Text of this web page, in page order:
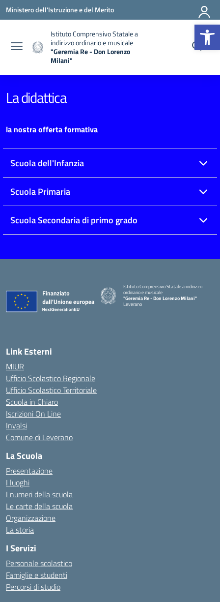
Vai ai contenuti
Vai al menu di navigazione
Vai al footer
Ministero dell'Istruzione e del Merito
Istituto Comprensivo Statale a
indirizzo ordinario e musicale
"Geremia Re - Don Lorenzo
Milani"
La didattica
la nostra offerta formativa
Scuola dell'Infanzia
Scuola Primaria
Scuola Secondaria di primo grado
Istituto Comprensivo Statale a indirizzo
ordinario e musicale
"Geremia Re - Don Lorenzo Milani"
Leverano
Link Esterni
MIUR
Ufficio Scolastico Regionale
Ufficio Scolastico Territoriale
Scuola in Chiaro
Iscrizioni On Line
Invalsi
Comune di Leverano
La Scuola
Presentazione
I luoghi
I numeri della scuola
Le carte della scuola
Organizzazione
La storia
I Servizi
Personale scolastico
Famiglie e studenti
Percorsi di studio